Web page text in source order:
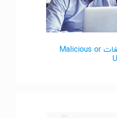
دیس اپرو شدن تبلیغات Malicious or